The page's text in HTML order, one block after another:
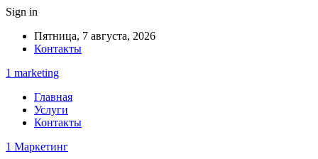
Sign in
Пятница, 7 августа, 2026
Контакты
1 marketing
Главная
Услуги
Контакты
1 Маркетинг